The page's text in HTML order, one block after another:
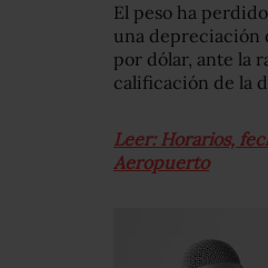
El peso ha
una depreciación
por dólar, ante la
calificación de la
Leer: Horarios,
Aeropuerto